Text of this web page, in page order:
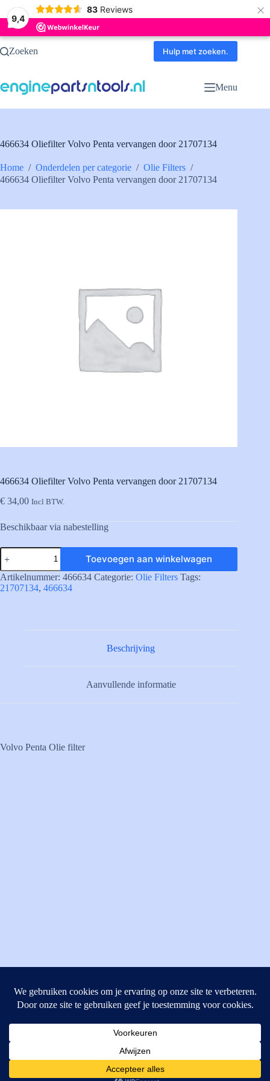
9,4
83 Reviews ×
Ga
naarZoeken Hulp met zoeken.
Menu
466634 Oliefilter Volvo Penta vervangen door 21707134
Home / Onderdelen per categorie / Olie Filters /
466634 Oliefilter Volvo Penta vervangen door 21707134
466634 Oliefilter Volvo Penta vervangen door 21707134
€ 34,00 Incl BTW.
Beschikbaar via nabestelling
466634
Oliefilter
Volvo
Penta
vervangen
Toevoegen aan winkelwagen
Artikelnummer: 466634 Categorie: Olie Filters Tags:
21707134, 466634
Beschrijving
Aanvullende informatie
Volvo Penta Olie filter
4462GE, Goes
T: +31 (0) 111-484438
Cookies helpen ons bij het leveren van onze diensten. Door
gebruik te maken van onze diensten, gaat u akkoord met ons